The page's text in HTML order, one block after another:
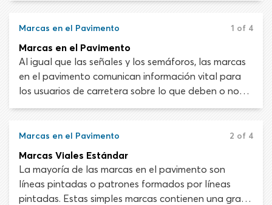
levadizos para ayudar a la seguridad de los
peatones y automovilistas.
Marcas en el Pavimento 1 of 4
Marcas en el Pavimento
Al igual que las señales y los semáforos, las marcas
en el pavimento comunican información vital para
los usuarios de carretera sobre lo que deben o no
deben hacer. Cada línea, símbolo, letra y bloque
aunque no sea inmediatamente obvia para el ojo
inexperto.
Marcas en el Pavimento 2 of 4
Marcas Viales Estándar
La mayoría de las marcas en el pavimento son
líneas pintadas o patrones formados por líneas
pintadas. Estas simples marcas contienen una gran